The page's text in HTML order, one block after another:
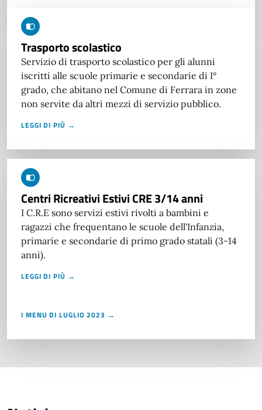
Trasporto scolastico
Servizio di trasporto scolastico per gli alunni
iscritti alle scuole primarie e secondarie di I°
grado, che abitano nel Comune di Ferrara in zone
non servite da altri mezzi di servizio pubblico.
LEGGI DI PIÙ →
Centri Ricreativi Estivi CRE 3/14 anni
I C.R.E sono servizi estivi rivolti a bambini e
ragazzi che frequentano le scuole dell'Infanzia,
primarie e secondarie di primo grado statali (3-14
anni).
LEGGI DI PIÙ →
I MENU DI LUGLIO 2023 →